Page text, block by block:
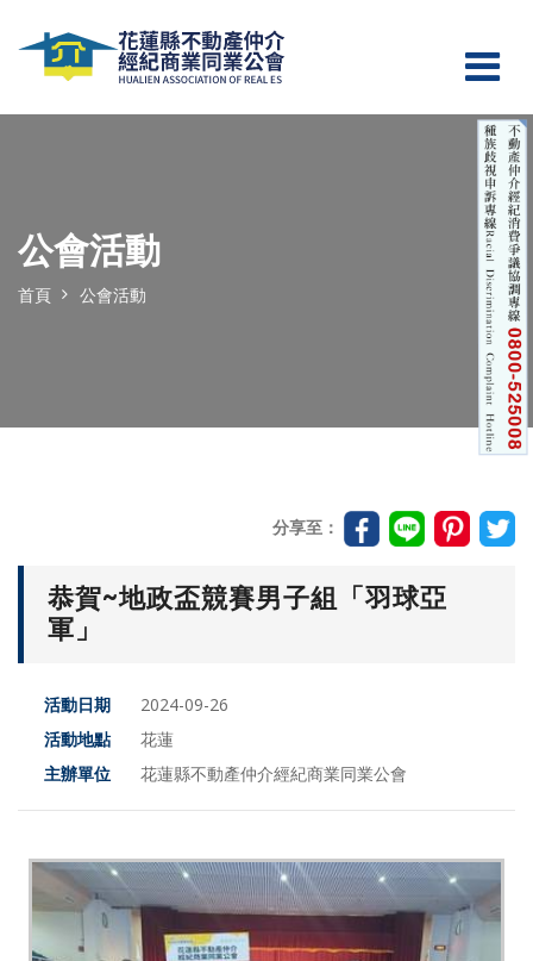
公會活動
首頁 公會活動
分享至：
恭賀~地政盃競賽男子組「羽球亞
軍」
活動日期
2024-09-26
活動地點
花蓮
主辦單位
花蓮縣不動產仲介經紀商業同業公會